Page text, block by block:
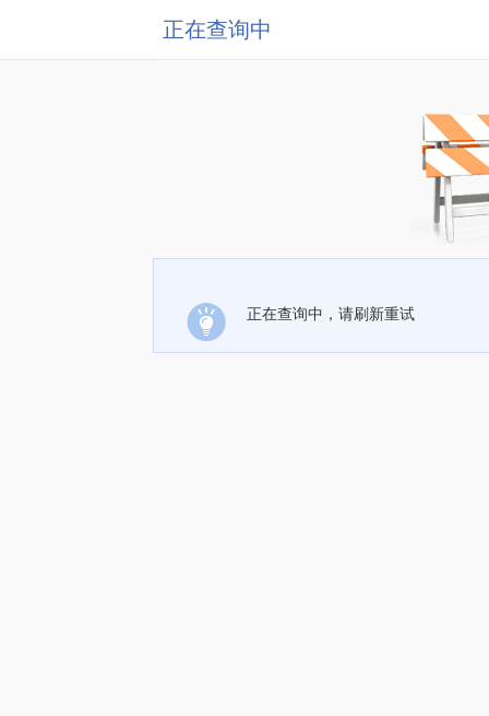
正在查询中
正在查询中，请刷新重试